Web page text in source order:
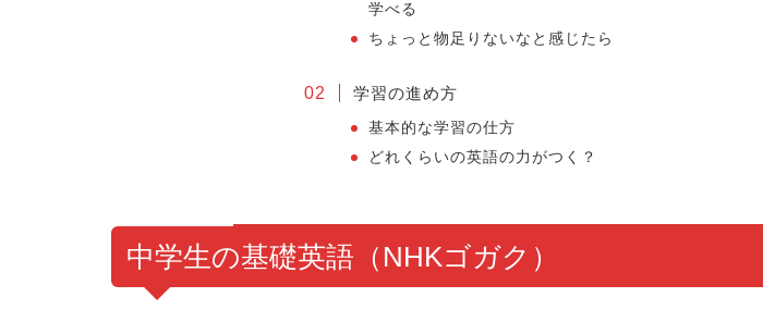
学べる
ちょっと物足りないなと感じたら
学習の進め方
基本的な学習の仕方
どれくらいの英語の力がつく？
中学生の基礎英語（NHKゴガク）